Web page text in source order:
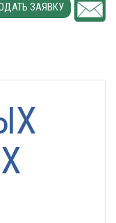
ЗАЯВКУ